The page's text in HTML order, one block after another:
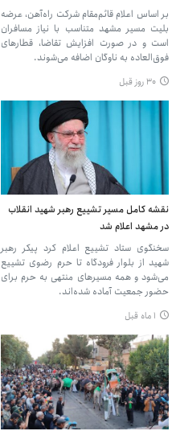
بر اساس اعلام قائم‌مقام شرکت راه‌آهن، عرضه
بلیت مسیر مشهد متناسب با نیاز مسافران
است و در صورت افزایش تقاضا، قطارهای
فوق‌العاده به ناوگان اضافه می‌شوند.
۳۰ روز قبل
نقشه کامل مسیر تشییع رهبر شهید انقلاب
در مشهد اعلام شد
سخنگوی ستاد تشییع اعلام کرد پیکر رهبر
شهید از بلوار فرودگاه تا حرم رضوی تشییع
می‌شود و همه مسیرهای منتهی به حرم برای
حضور جمعیت آماده شده‌اند.
۱ ماه قبل